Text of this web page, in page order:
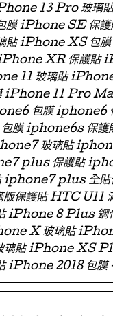
13 Pro 玻
iPhone SE 保
貼 iPhone XS 包
XR 保護貼
11 玻璃貼
iPhone 11 Pro
包膜 iphone6
膜 iphone6s 保
玻璃貼
保護貼
plus 全貼
護貼 HTC U11
iPhone 8 Plus
X 玻璃貼
貼 iPhone XS
iPhone 2018 包膜